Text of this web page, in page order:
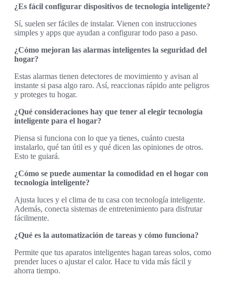
¿Es fácil configurar dispositivos de tecnología inteligente?
Sí, suelen ser fáciles de instalar. Vienen con instrucciones
simples y apps que ayudan a configurar todo paso a paso.
¿Cómo mejoran las alarmas inteligentes la seguridad del
hogar?
Estas alarmas tienen detectores de movimiento y avisan al
instante si pasa algo raro. Así, reaccionas rápido ante peligros
y proteges tu hogar.
¿Qué consideraciones hay que tener al elegir tecnología
inteligente para el hogar?
Piensa si funciona con lo que ya tienes, cuánto cuesta
instalarlo, qué tan útil es y qué dicen las opiniones de otros.
Esto te guiará.
¿Cómo se puede aumentar la comodidad en el hogar con
tecnología inteligente?
Ajusta luces y el clima de tu casa con tecnología inteligente.
Además, conecta sistemas de entretenimiento para disfrutar
fácilmente.
¿Qué es la automatización de tareas y cómo funciona?
Permite que tus aparatos inteligentes hagan tareas solos, como
prender luces o ajustar el calor. Hace tu vida más fácil y
ahorra tiempo.